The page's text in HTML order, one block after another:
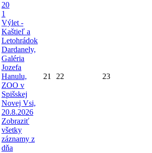
20
1
Výlet -
Kaštieľ a
Letohrádok
Dardanely,
Galéria
Jozefa
Hanulu,
ZOO v
Spišskej
Novej Vsi,
20.8.2026
Zobraziť
všetky
záznamy z
dňa
21 22 23